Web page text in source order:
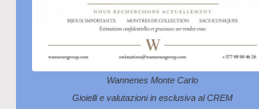
Wannenes Monte Carlo
Gioielli e valutazioni in esclusiva al CREM